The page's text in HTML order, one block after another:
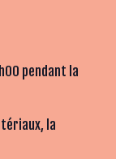
pendant la
la